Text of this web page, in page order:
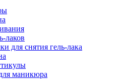
лаков
для снятия гель-лака
маникюра